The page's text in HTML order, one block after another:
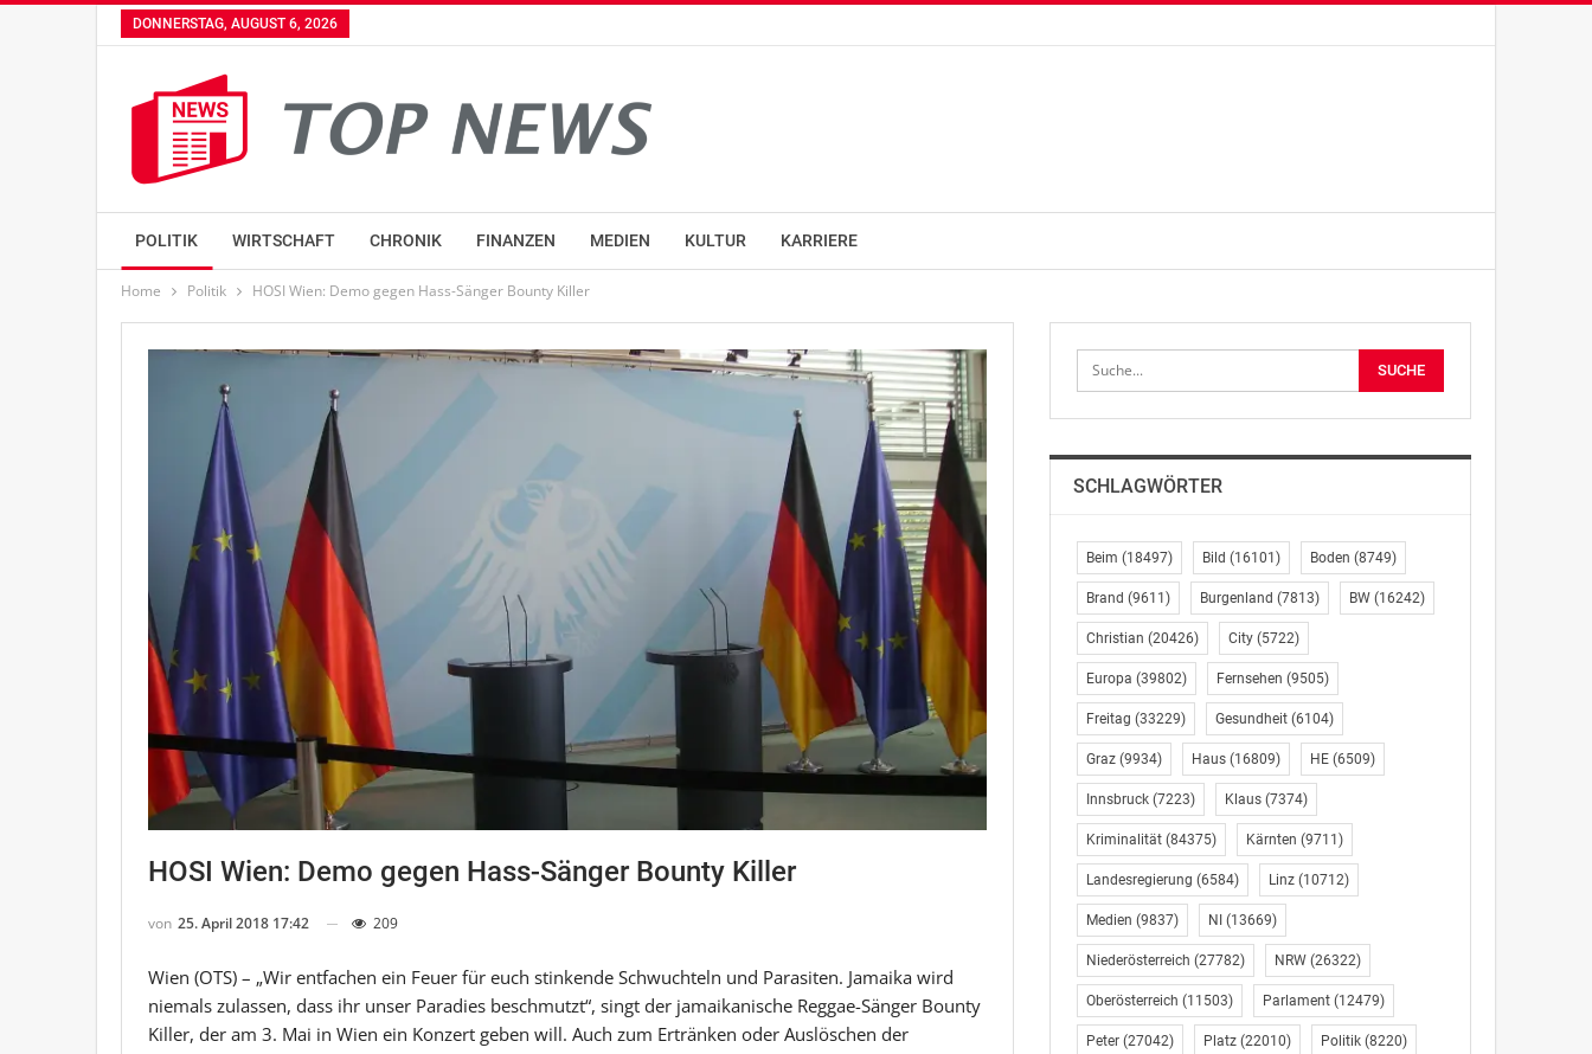
DONNERSTAG, AUGUST 6, 2026
POLITIK WIRTSCHAFT CHRONIK FINANZEN MEDIEN KULTUR KARRIERE
Home Politik HOSI Wien: Demo gegen Hass-Sänger Bounty Killer
HOSI Wien: Demo gegen Hass-Sänger Bounty Killer
von 25. April 2018 17:42 209
Wien (OTS) – „Wir entfachen ein Feuer für euch stinkende Schwuchteln und Parasiten. Jamaika wird
niemals zulassen, dass ihr unser Paradies beschmutzt“, singt der jamaikanische Reggae-Sänger Bounty
Killer, der am 3. Mai in Wien ein Konzert geben will. Auch zum Ertränken oder Auslöschen der
SCHLAGWÖRTER
Beim (18497) Bild (16101) Boden (8749)
Brand (9611) Burgenland (7813) BW(16242)
Christian (20426) City(5722)
Europa (39802) Fernsehen (9505)
Freitag (33229) Gesundheit(6104)
Graz(9934) Haus(16809) HE(6509)
Innsbruck(7223) Klaus(7374)
Kriminalität(84375) Kärnten (9711)
Landesregierung (6584) Linz(10712)
Medien (9837) NI (13669)
Niederösterreich (27782) NRW(26322)
Oberösterreich (11503) Parlament(12479)
Peter(27042) Platz(22010) Politik(8220)